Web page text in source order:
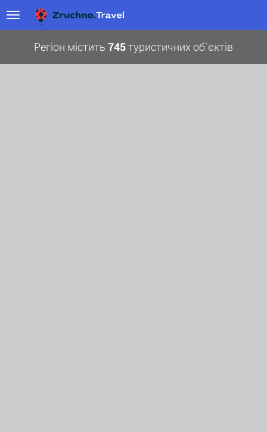
Регіон містить 745туристичних об`єктів